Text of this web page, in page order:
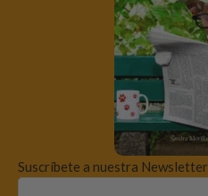
Suscríbete a nuestra Newsletter